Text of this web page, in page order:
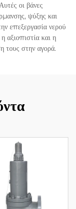
οι βάνες
ψύξης και
επεξεργασία νερού
αξιοπιστία και η
τους στην αγορά.